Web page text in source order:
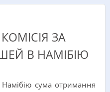
ЗА
В НАМІБІЮ
сума отримання